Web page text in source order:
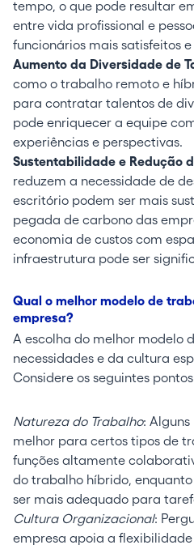
tempo, o que pode resultar
entre vida profissional e
funcionários mais satisfeitos e
Aumento da Diversidade de
como o trabalho remoto e
para contratar talentos de
pode enriquecer a equipe
experiências e perspectivas.
Sustentabilidade e Redução
reduzem a necessidade de
escritório podem ser mais
pegada de carbono das
economia de custos com
infraestrutura pode ser
Qual o melhor modelo de
empresa?
A escolha do melhor modelo
necessidades e da cultura
Considere os seguintes
Natureza do Trabalho:
melhor para certos tipos de
funções altamente
do trabalho híbrido,
ser mais adequado para
Cultura Organizacional:
empresa apoia a